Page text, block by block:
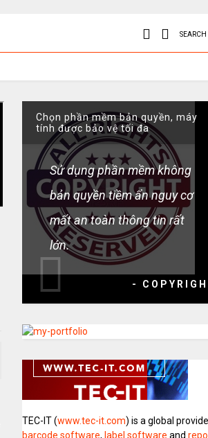
SEARCH
Chọn phần mềm bản quyền, máy
tính được bảo vệ tối đa
Sử dụng phần mềm không
bản quyền tiềm ẩn nguy cơ
mất an toàn thông tin rất
lớn.
-
TEC-IT (www.tec-it.com) is a global
barcode software, label software and